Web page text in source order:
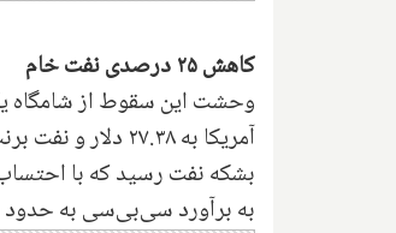
کاهش ۲۵ درصدی نفت خام
وحشت این سقوط از شامگاه
آمریکا به ۲۷.۳۸ دلار و نفت برنت انگلیس با ۱۲ دلار کاهش به ۳۳.۲۰ دلار رسید
به برآورد سی‌بی‌سی به حدود ۵ دلار خواهد رسید.